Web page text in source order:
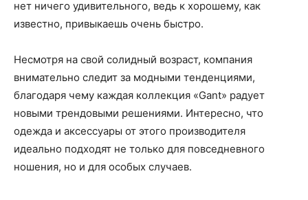
нет ничего удивительного, ведь к хорошему, как
известно, привыкаешь очень быстро.
Несмотря на свой солидный возраст, компания
внимательно следит за модными тенденциями,
благодаря чему каждая коллекция «Gant» радует
новыми трендовыми решениями. Интересно, что
одежда и аксессуары от этого производителя
идеально подходят не только для повседневного
ношения, но и для особых случаев.